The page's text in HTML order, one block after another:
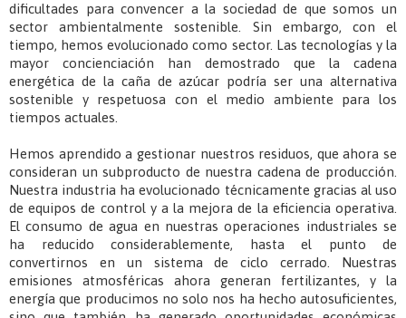
dificultades para convencer a la sociedad de que somos un
sector ambientalmente sostenible. Sin embargo, con el
tiempo, hemos evolucionado como sector. Las tecnologías y la
mayor concienciación han demostrado que la cadena
energética de la caña de azúcar podría ser una alternativa
sostenible y respetuosa con el medio ambiente para los
tiempos actuales.
Hemos aprendido a gestionar nuestros residuos, que ahora se
consideran un subproducto de nuestra cadena de producción.
Nuestra industria ha evolucionado técnicamente gracias al uso
de equipos de control y a la mejora de la eficiencia operativa.
El consumo de agua en nuestras operaciones industriales se
ha reducido considerablemente, hasta el punto de
convertirnos en un sistema de ciclo cerrado. Nuestras
emisiones atmosféricas ahora generan fertilizantes, y la
energía que producimos no solo nos ha hecho autosuficientes,